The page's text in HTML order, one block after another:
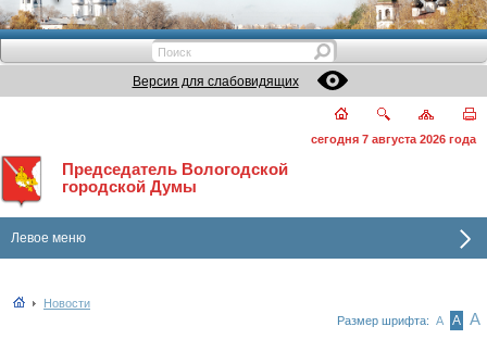
Версия для слабовидящих
сегодня 7 августа 2026 года
Председатель Вологодской
городской Думы
Левое меню
Новости
Размер шрифта: А А А